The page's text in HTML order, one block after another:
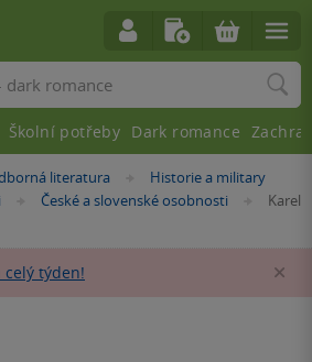
literatura »Historie a military
»
České a slovenské osobnosti »
Karel
celý týden!
Školní potřeby Dark romance